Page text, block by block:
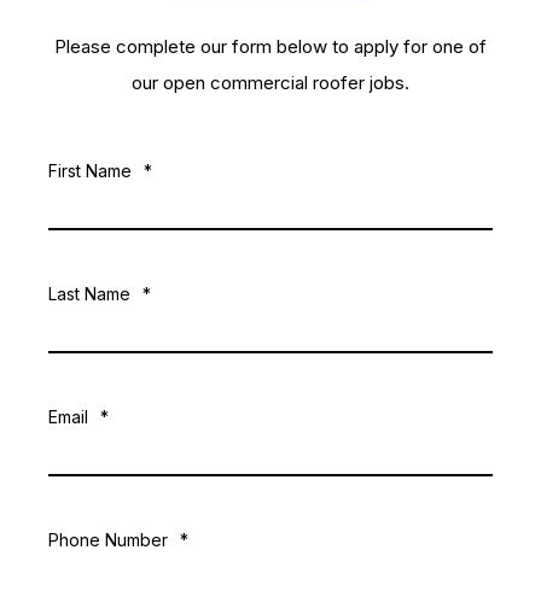
Please complete our form below to apply for one of
our open commercial roofer jobs.
First Name *
Last Name *
Email *
Phone Number *